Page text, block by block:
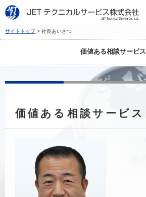
サイトトップ 社長あいさつ
価値ある相談サービス
価値ある相談サービス